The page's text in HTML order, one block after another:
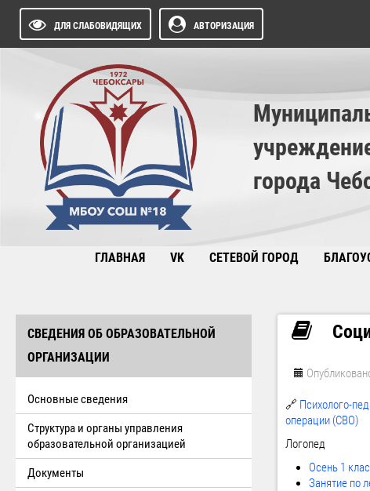
ДЛЯ СЛАБОВИДЯЩИХ АВТОРИЗАЦИЯ
города
ГЛАВНАЯ VK СЕТЕВОЙ ГОРОД
СВЕДЕНИЯ ОБ ОБРАЗОВАТЕЛЬНОЙ
ОРГАНИЗАЦИИ
Основные сведения
Структура и органы управления
образовательной организацией
Документы
🔗 Психолого-
операции (СВО)
Логопед
Осень 1
Занятие по